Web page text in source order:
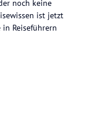
noch keine
ist jetzt
Reiseführern